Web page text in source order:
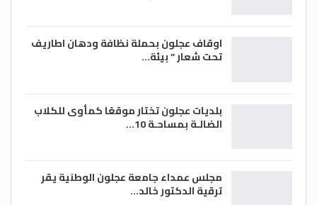
اوقاف عجلون بحملة نظافة ودهان اطاريف
تحت شعار ” بيئة…
بلديات عجلون تختار موقعًا كمأوى للكلاب
الضالـة بمساحـة 10…
مجلس عمداء جامعة عجلون الوطنية يقر
ترقية الدكتور خالد…